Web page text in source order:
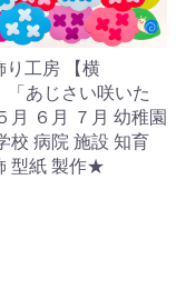
工房 【横
「あじさい咲いた
月 ６月 ７月 幼稚園
校 病院 施設 知育
型紙 製作★